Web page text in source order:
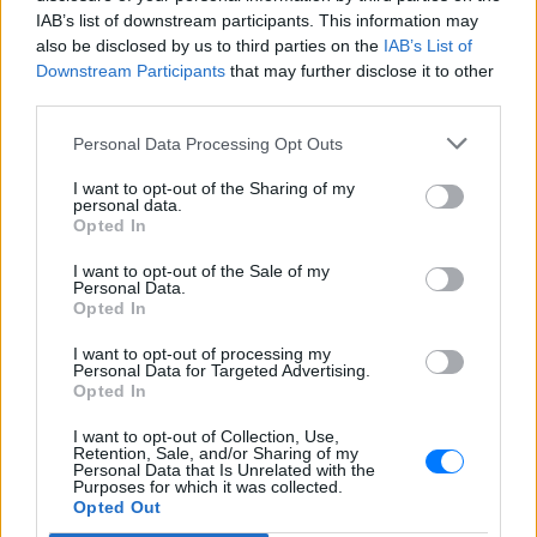
IAB’s list of downstream participants. This information may
also be disclosed by us to third parties on the IAB’s List of
Downstream Participants that may further disclose it to other
Personal Data Processing Opt Outs
I want to opt-out of the Sharing of my
personal data.
Opted In
I want to opt-out of the Sale of my
Personal Data.
Opted In
I want to opt-out of processing my
Personal Data for Targeted Advertising.
Opted In
I want to opt-out of Collection, Use,
Retention, Sale, and/or Sharing of my
Personal Data that Is Unrelated with the
Purposes for which it was collected.
Opted Out
ΔΕΙΤΕ ΕΠΙΣΗΣ
ΣΤΗΝ ΙΔΙΑ ΚΑΤΗΓΟΡΙΑ
έγραψα το """"My Number
One""""»
ΧΤΕΣ
Ο συνθέτης μίλησε ανοιχτά για την